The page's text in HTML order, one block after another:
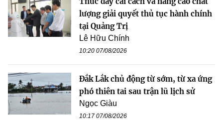
lượng giải quyết thủ tục hành chính
tại Quảng Trị
Lê Hữu Chính
10:20 07/08/2026
Đắk Lắk chủ động từ sớm, từ xa ứng
phó thiên tai sau trận lũ lịch sử
Ngọc Giàu
10:17 07/08/2026